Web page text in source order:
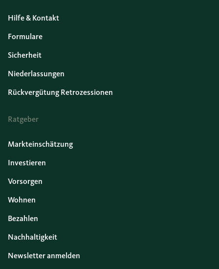
Hilfe & Kontakt
Formulare
Sicherheit
Niederlassungen
Rückvergütung Retrozessionen
Ratgeber
Markteinschätzung
Investieren
Vorsorgen
Wohnen
Bezahlen
Nachhaltigkeit
Newsletter anmelden